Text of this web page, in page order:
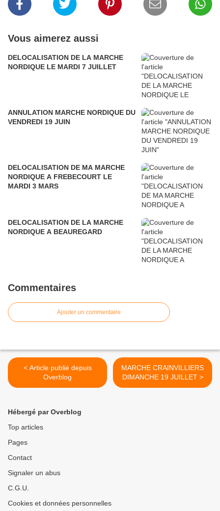
Vous aimerez aussi
DELOCALISATION DE LA MARCHE
NORDIQUE LE MARDI 7 JUILLET
ANNULATION MARCHE NORDIQUE DU
VENDREDI 19 JUIN
DELOCALISATION DE MA MARCHE
NORDIQUE A FREBECOURT LE
MARDI 3 MARS
DELOCALISATION DE LA MARCHE
NORDIQUE A BEAUREGARD
Commentaires
Ajouter un commentaire
< Article publié depuis
Overblog
MARCHE CRAINVILLIERS
DIMANCHE 19 JUILLET >
Hébergé par Overblog
Top articles
Pages
Contact
Signaler un abus
C.G.U.
Cookies et données personnelles